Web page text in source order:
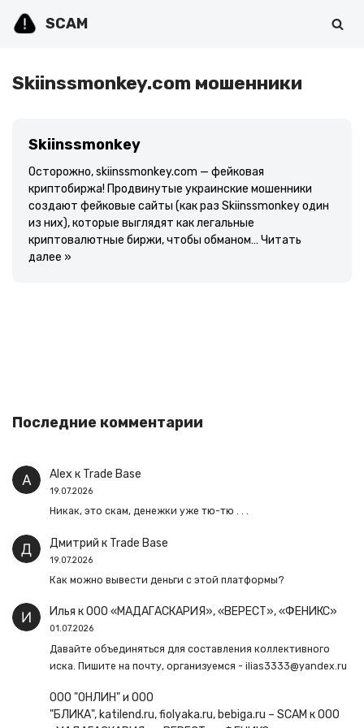
содержимому
SCAM
Skiinssmonkey.com мошенники
Skiinssmonkey
Осторожно, skiinssmonkey.com — фейковая
криптобиржа! Продвинутые украинские мошенники
создают фейковые сайты (как раз Skiinssmonkey один
из них), которые выглядят как легальные
криптовалютные биржи, чтобы обманом… Читать
далее »
Последние комментарии
Alex к Trade Base
19.07.2026
Никак, это скам, денежки уже тю-тю . . .
Дмитрий к Trade Base
19.07.2026
Как можно вывести деньги с этой платформы?
Илья кООО «МАДАГАСКАРИЯ», «ВЕРЕСТ», «ФЕНИКС»
01.07.2026
Давайте объединяться для составления коллективного
иска. Пишите на почту, организуемся - ilias3333@yandex.ru
ООО "ОНЛИН" и ООО
"БЛИКА", katilend.ru, fiolyaka.ru, bebiga.ru – SCAM кООО